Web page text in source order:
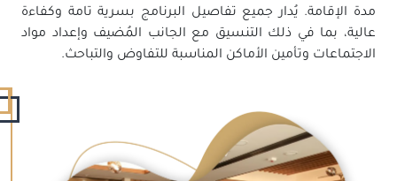
مدة الإقامة. يُدار جميع تفاصيل البرنامج بسرية تامة وكفاءة
عالية، بما في ذلك التنسيق مع الجانب المُضيف وإعداد مواد
الاجتماعات وتأمين الأماكن المناسبة للتفاوض والتباحث.